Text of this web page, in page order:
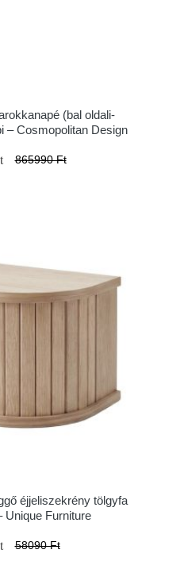
(bal oldali-
– Cosmopolitan Design
865990 Ft
éjjeliszekrény tölgyfa
Unique Furniture
58090 Ft